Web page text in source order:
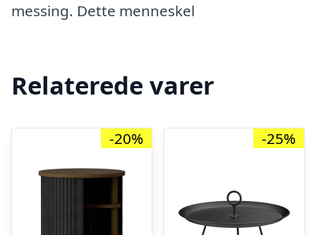
messing. Dette menneskel
Relaterede varer
-20% -25%